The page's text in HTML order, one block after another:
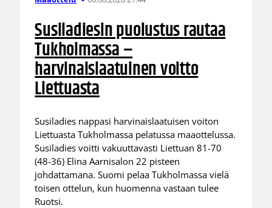
Susiladiesin puolustus rautaa
Tukholmassa –
harvinaislaatuinen voitto
Liettuasta
Susiladies nappasi harvinaislaatuisen voiton
Liettuasta Tukholmassa pelatussa maaottelussa.
Susiladies voitti vakuuttavasti Liettuan 81-70
(48-36) Elina Aarnisalon 22 pisteen
johdattamana. Suomi pelaa Tukholmassa vielä
toisen ottelun, kun huomenna vastaan tulee
Ruotsi.